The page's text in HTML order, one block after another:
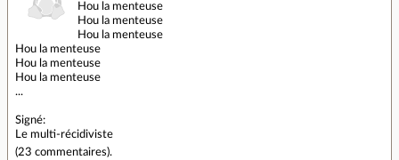
Hou la menteuse
Hou la menteuse
Hou la menteuse
Hou la menteuse
Hou la menteuse
Hou la menteuse
...
Signé:
Le multi-récidiviste
(23 commentaires).